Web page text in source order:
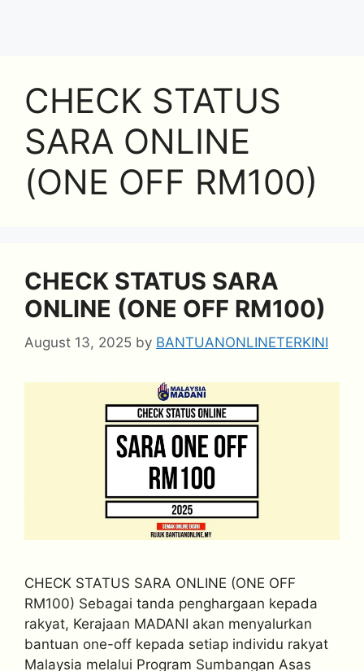
CHECK STATUS
SARA ONLINE
(ONE OFF RM100)
CHECK STATUS SARA
ONLINE (ONE OFF RM100)
August 13, 2025 by BANTUANONLINETERKINI
CHECK STATUS SARA ONLINE (ONE OFF
RM100) Sebagai tanda penghargaan kepada
rakyat, Kerajaan MADANI akan menyalurkan
bantuan one-off kepada setiap individu rakyat
Malaysia melalui Program Sumbangan Asas